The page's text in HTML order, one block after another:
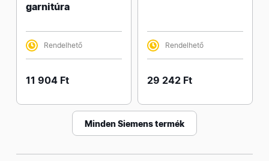
garnitúra
Rendelhető
11 904 Ft
Rendelhető
29 242 Ft
Minden Siemens termék